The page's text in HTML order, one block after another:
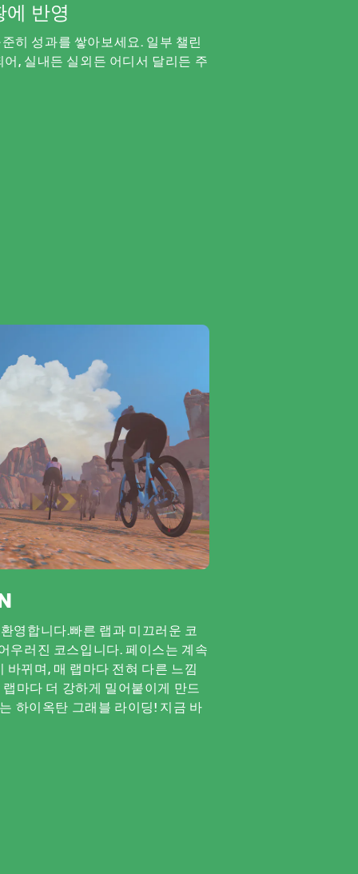
에 반영
히 성과를 쌓아보세요. 일부 챌린
, 실내든 실외든 어디서 달리든 주
영합니다.빠른 랩과 미끄러운 코
우러진 코스입니다. 페이스는 계속
뀌며, 매 랩마다 전혀 다른 느낌
마다 더 강하게 밀어붙이게 만드
하이옥탄 그래블 라이딩! 지금 바